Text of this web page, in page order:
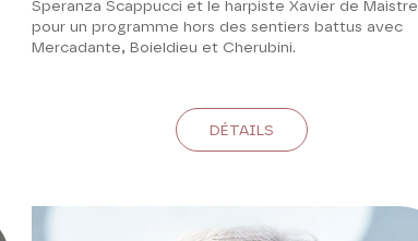
Speranza Scappucci et le harpiste Xavier de Maistre
pour un programme hors des sentiers battus avec
Mercadante, Boieldieu et Cherubini.
DÉTAILS